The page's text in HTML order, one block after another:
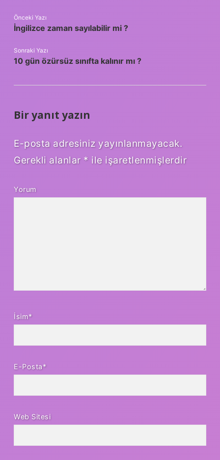
Önceki Yazı
İngilizce zaman sayılabilir mi ?
Sonraki Yazı
10 gün özürsüz sınıfta kalınır mı ?
Bir yanıt yazın
E-posta adresiniz yayınlanmayacak.
Gerekli alanlar * ile işaretlenmişlerdir
Yorum
İsim*
E-Posta*
Web Sitesi